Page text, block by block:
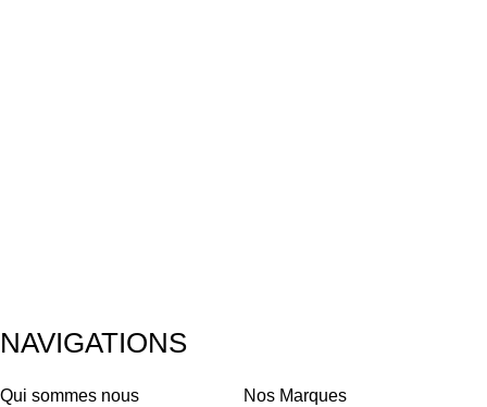
NAVIGATIONS
Qui sommes nous Nos Marques